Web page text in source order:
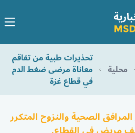
محلية
تحذيرات طبية من تفاقم
معاناة مرضى ضغط الدم
في قطاع غزة
الصحية والنزوح المتكرر